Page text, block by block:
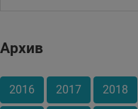
Архив
2016 2017 2018